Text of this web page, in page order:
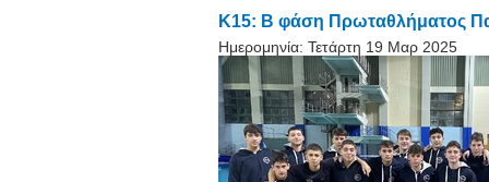
Κ15: Β φάση Πρωταθλήματος
Ημερομηνία: Τετάρτη 19 Μαρ 2025